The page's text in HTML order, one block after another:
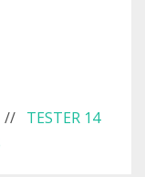
// TESTER 14